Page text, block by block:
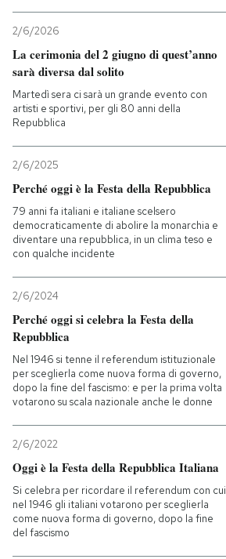
AREA PERSONALE
Entra
2/6/2026
La cerimonia del 2 giugno di quest’anno
sarà diversa dal solito
Martedì sera ci sarà un grande evento con
artisti e sportivi, per gli 80 anni della
Repubblica
2/6/2025
Perché oggi è la Festa della Repubblica
79 anni fa italiani e italiane scelsero
democraticamente di abolire la monarchia e
diventare una repubblica, in un clima teso e
con qualche incidente
2/6/2024
Perché oggi si celebra la Festa della
Repubblica
Nel 1946 si tenne il referendum istituzionale
per sceglierla come nuova forma di governo,
dopo la fine del fascismo: e per la prima volta
votarono su scala nazionale anche le donne
2/6/2022
Oggi è la Festa della Repubblica Italiana
Si celebra per ricordare il referendum con cui
nel 1946 gli italiani votarono per sceglierla
come nuova forma di governo, dopo la fine
del fascismo